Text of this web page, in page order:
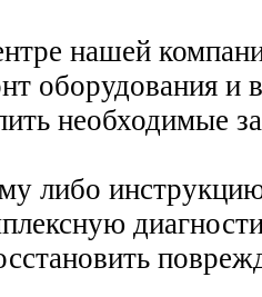
нашей
оборудования
необходимые
либо